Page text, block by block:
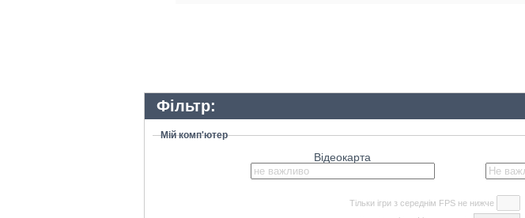
Фільтр:
Мій комп'ютер
Відеокарта
Тільки ігри з середнім FPSне нижче